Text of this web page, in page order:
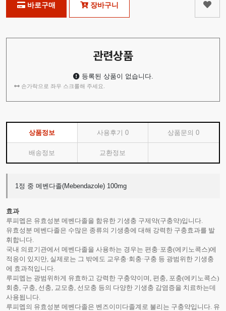
바로구매 장바구니
관련상품
등록된 상품이 없습니다.
손가락으로 좌우 스크롤해 주세요.
상품정보 사용후기 0 상품문의0
배송정보 교환정보
1정 중 메벤다졸(Mebendazole) 100mg
효과
루피멥은 유효성분 메벤다졸을 함유한 기생충 구제약(구충약)입니다.
유효성분 메벤다졸은 수많은 종류의 기생충에 대해 강력한 구충효과를 발
휘합니다.
국내 의료기관에서 메벤다졸을 사용하는 경우는 편충·포충(에키노콕스)에
적응이 있지만, 실제로는 그 밖에도 교우충·회충·구충 등 광범위한 기생충
에 효과적입니다.
루피멥는 광범위하게 유효하고 강력한 구충약이며, 편충, 포충(에키노콕스)
회충, 구충, 선충, 교모충, 선모충 등의 다양한 기생충 감염증을 치료하는데
사용됩니다.
루피멥의 유효성분 메벤다졸은 벤즈이미다졸계로 불리는 구충약입니다. 유